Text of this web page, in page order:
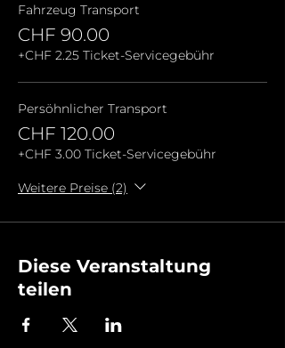
Fahrzeug Transport
CHF 90.00
+CHF 2.25 Ticket-Servicegebühr
Persöhnlicher Transport
CHF 120.00
+CHF 3.00 Ticket-Servicegebühr
Weitere Preise (2)
Diese Veranstaltung
teilen